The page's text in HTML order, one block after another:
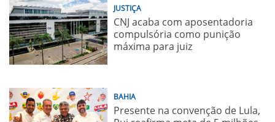
JUSTIÇA
CNJ acaba com aposentadoria
compulsória como punição
máxima para juiz
BAHIA
Presente na convenção de Lula,